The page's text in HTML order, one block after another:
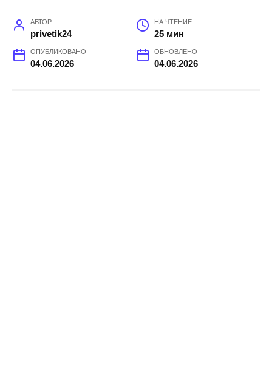
АВТОР
privetik24
НА ЧТЕНИЕ
25 мин
ОПУБЛИКОВАНО
04.06.2026
ОБНОВЛЕНО
04.06.2026